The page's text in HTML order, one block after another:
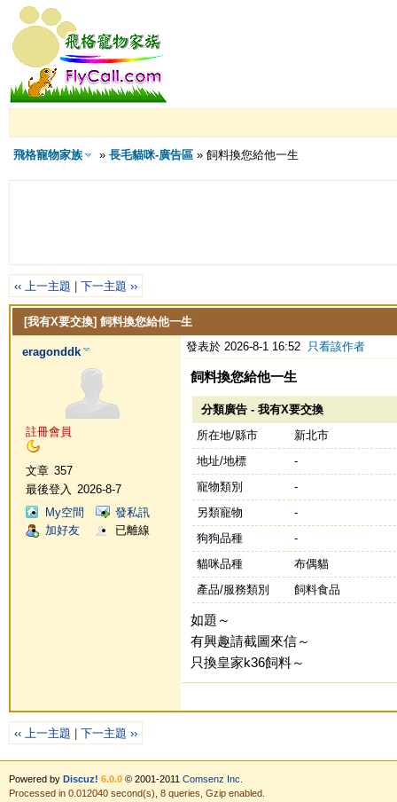
飛格寵物家族 » 長毛貓咪-廣告區» 飼料換您給他一生
‹‹ 上一主題 下一主題 ››
[我有X要交換] 飼料換您給他一生
eragonddk
註冊會員
文章 357
最後登入
2026-8-7
My空間
發私訊
加好友
已離線
發表於 2026-8-1 16:52 只看該作者
飼料換您給他一生
分類廣告 - 我有X要交換
所在地/縣市
新北市
地址/地標
-
寵物類別
-
另類寵物
-
狗狗品種
-
貓咪品種
布偶貓
產品/服務類別
飼料食品
如題～
有興趣請截圖來信～
只換皇家k36飼料～
‹‹ 上一主題 下一主題 ››
Powered by Discuz! 6.0.0© 2001-2011 Comsenz Inc.
Processed in 0.012040 second(s), 8 queries, Gzip enabled.